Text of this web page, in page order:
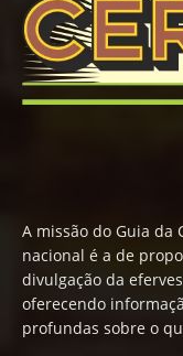
A missão do Guia da
nacional é a de
divulgação da
oferecendo
profundas sobre o